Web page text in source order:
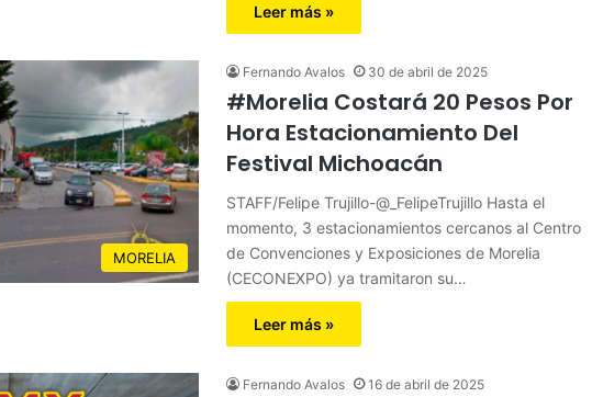
Leer más »
MORELIA
Fernando Avalos 30 de abril de 2025
#Morelia Costará 20 Pesos Por
Hora Estacionamiento Del
Festival Michoacán
STAFF/Felipe Trujillo-@_FelipeTrujillo Hasta el
momento, 3 estacionamientos cercanos al Centro
de Convenciones y Exposiciones de Morelia
(CECONEXPO) ya tramitaron su…
Leer más »
Fernando Avalos 16 de abril de 2025